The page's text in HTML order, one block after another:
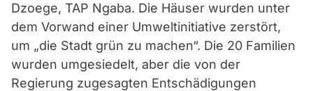
Dzoege, TAP Ngaba. Die Häuser wurden unter
dem Vorwand einer Umweltinitiative zerstört,
um „die Stadt grün zu machen“. Die 20 Familien
wurden umgesiedelt, aber die von der
Regierung zugesagten Entschädigungen